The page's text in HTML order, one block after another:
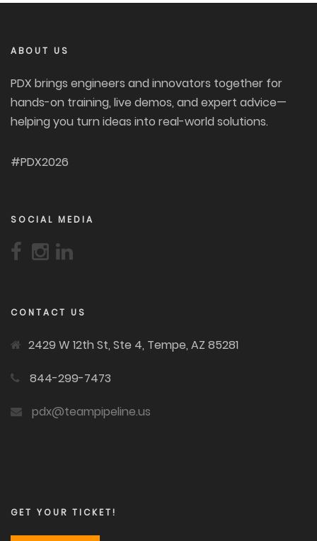
ABOUT US
PDX brings engineers and innovators together for
hands-on training, live demos, and expert advice—
helping you turn ideas into real-world solutions.
#PDX2026
SOCIAL MEDIA
CONTACT US
2429 W 12th St, Ste 4, Tempe, AZ 85281
844-299-7473
pdx@teampipeline.us
GET YOUR TICKET!